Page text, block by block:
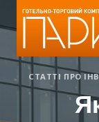
to
СТАТТІ ПРО